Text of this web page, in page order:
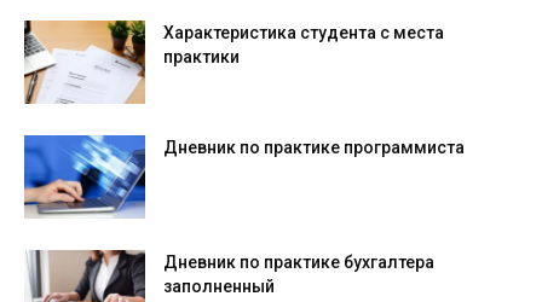
Характеристика студента с места
практики
Дневник по практике программиста
Дневник по практике бухгалтера
заполненный